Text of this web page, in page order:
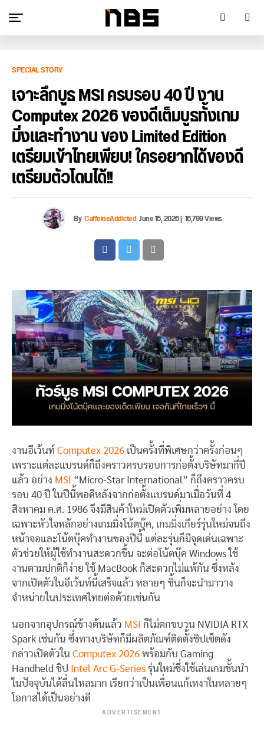
SPECIAL STORY
เจาะลึกบูธ MSI ครบรอบ 40 ปี งาน
Computex 2026 ของดีเต็มบูธทั้งเกม
มิ่งและทำงาน ของ Limited Edition
เตรียมเข้าไทยเพียบ! ใครอยากได้ของดี
เตรียมตัวโดนได้!!
ByCaffeineAddicted June 15, 2026| 16,799 Views
งานอีเว้นท์ Computex 2026 เป็นครั้งที่พิเศษกว่าครั้งก่อนๆ
เพราะแต่ละแบรนด์ก็ถึงคราวครบรอบการก่อตั้งบริษัทมากี่ปี
แล้ว อย่าง MSI “Micro-Star International” ก็ถึงคราวครบ
รอบ 40 ปี ในปีนี้พอดีหลังจากก่อตั้งแบรนด์มาเมื่อวันที่ 4
สิงหาคม ค.ศ. 1986 จึงมีสินค้าใหม่เปิดตัวเพิ่มหลายอย่าง โดย
เฉพาะหัวใจหลักอย่างเกมมิ่งโน้ตบุ๊ค, เกมมิ่งเกียร์รุ่นใหม่จนถึง
หน้าจอและโน้ตบุ๊คทำงานของปีนี้ แต่ละรุ่นก็มีจุดเด่นเฉพาะ
ตัวช่วยให้ผู้ใช้ทำงานสะดวกขึ้น จะต่อโน้ตบุ๊ค Windows ใช้
งานตามปกติก็ง่าย ใช้ MacBook ก็สะดวกไม่แพ้กัน ซึ่งหลัง
จากเปิดตัวในอีเว้นท์นี้เสร็จแล้ว หลายๆ ชิ้นก็จะนำมาวาง
จำหน่ายในประเทศไทยต่อด้วยเช่นกัน
นอกจากอุปกรณ์ข้างต้นแล้ว MSI ก็ไม่ตกขบวน NVIDIA RTX
Spark เช่นกัน ซึ่งทางบริษัทก็มีผลิตภัณฑ์ติดตั้งชิปเซ็ตดัง
กล่าวเปิดตัวใน Computex 2026 พร้อมกับ Gaming
Handheld ชิป
Intel Arc G-Series รุ่นใหม่ซึ่งใช้เล่นเกมชั้นนำ
ในปัจจุบันได้ลื่นไหลมาก เรียกว่าเป็นเพื่อนแก้เหงาในหลายๆ
โอกาสได้เป็นอย่างดี
ADVERTISEMENT